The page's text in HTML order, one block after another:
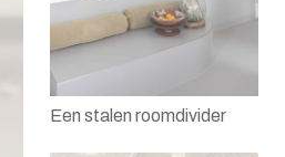
Een stalen roomdivider